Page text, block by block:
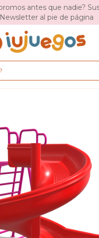
antes que nadie?
al pie de página